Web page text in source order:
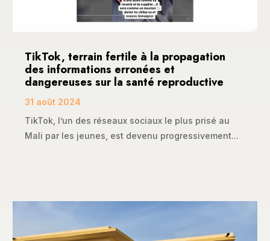
TikTok, terrain fertile à la propagation
des informations erronées et
dangereuses sur la santé reproductive
31 août 2024
TikTok, l’un des réseaux sociaux le plus prisé au
Mali par les jeunes, est devenu progressivement...